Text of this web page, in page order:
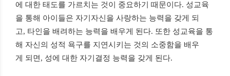
에 대한 태도를 가르치는 것이 중요하기 때문이다. 성교육
을 통해 아이들은 자기자신을 사랑하는 능력을 갖게 되
고, 타인을 배려하는 능력을 배우게 된다. 또한 성교육을 통
해 자신의 성적 욕구를 지연시키는 것의 소중함을 배우
게 되면, 성에 대한 자기결정 능력을 갖게 된다.